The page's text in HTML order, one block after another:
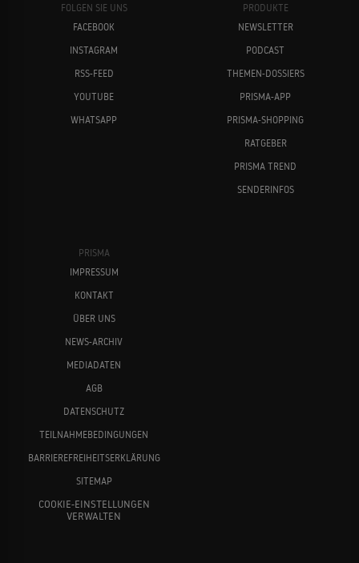
FOLGEN SIE UNS
FACEBOOK
INSTAGRAM
RSS-FEED
YOUTUBE
WHATSAPP
PRODUKTE
NEWSLETTER
PODCAST
THEMEN-DOSSIERS
PRISMA-APP
PRISMA-SHOPPING
RATGEBER
PRISMA TREND
SENDERINFOS
PRISMA
IMPRESSUM
KONTAKT
ÜBER UNS
NEWS-ARCHIV
MEDIADATEN
AGB
DATENSCHUTZ
TEILNAHMEBEDINGUNGEN
BARRIEREFREIHEITSERKLÄRUNG
SITEMAP
COOKIE-EINSTELLUNGEN
VERWALTEN